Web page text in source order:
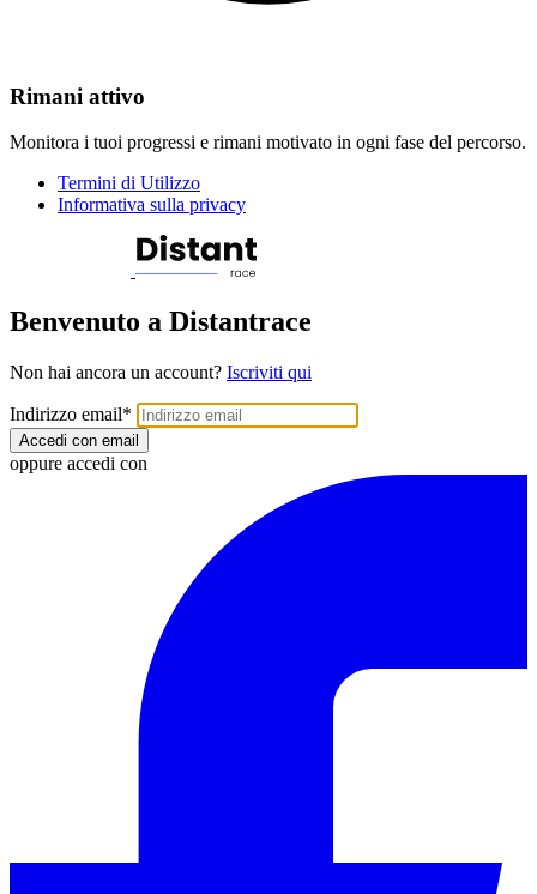
Rimani attivo
Monitora i tuoi progressi e rimani motivato in ogni fase del percorso.
Termini di Utilizzo
Informativa sulla privacy
Benvenuto a Distantrace
Non hai ancora un account? Iscriviti qui
Indirizzo email*
Accedi con email
oppure accedi con